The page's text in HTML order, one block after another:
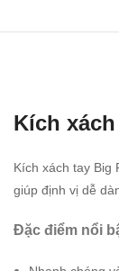
Kích xách
Kích xách tay Big
giúp định vị dễ
Đặc điểm nổi